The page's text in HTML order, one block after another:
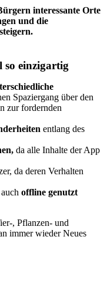
interessante Orte
und die
so einzigartig
Spaziergang über den
zur fordernden
entlang des
da alle Inhalte der App
da deren Verhalten
offline genutzt
, Pflanzen- und
immer wieder Neues